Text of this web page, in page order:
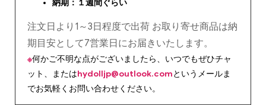
納期：１週間ぐらい
注文日より1～3日程度で出荷 お取り寄せ商品は納
期目安として7営業日にお届きいたします。
※何かご不明な点がございましたら、いつでもぜひチャ
ット、またはhydolljp@outlook.comというメールま
でお気軽くお問い合わせください。